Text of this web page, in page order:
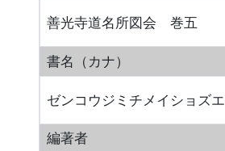
善光寺道名所図会 巻五
書名（カナ）
ゼンコウジミチメイショズエ
編著者